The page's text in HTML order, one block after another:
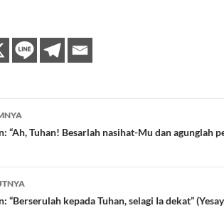
“Ah, Tuhan! Besarlah nasihat-Mu dan agunglah
“Berserulah kepada Tuhan, selagi Ia dekat”